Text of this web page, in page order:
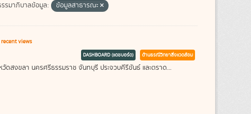
รมาภิบาลข้อมูล: ข้อมูลสาธารณะ
views
DASHBOARD (แดชบอร์ด) ด้านธรณีวิทยาสิ่งแวดล้อม
สงขลา นครศรีธรรมราช จันทบุรี ประจวบคีรีขันธ์ และตราด...